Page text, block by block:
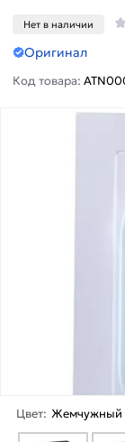
Нет в наличии
Оригинал
Код товара:
Цвет: Жемчужный